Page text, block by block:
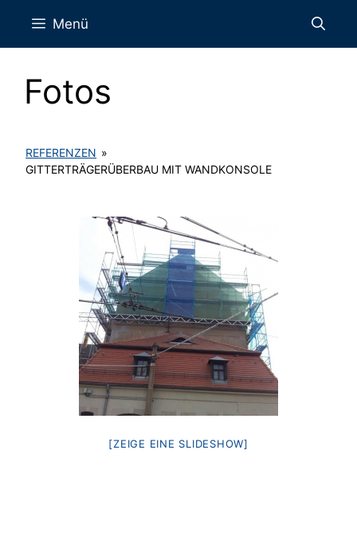
Inhalt
springen
Menü
Fotos
REFERENZEN »
GITTERTRÄGERÜBERBAU MIT WANDKONSOLE
[ZEIGE EINE SLIDESHOW]